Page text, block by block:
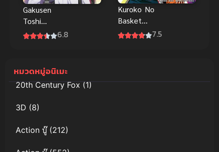
Gakusen
Toshi
Asterisk
สัประยุทธ์ แอ
สเทอริสก์ ภาค
2
6.8
Kuroko No
Basket
Movie 2 วิน7.5
หมวดหมู่อนิเมะ
20th Century Fox(1)
3D (8)
Action บู๊(212)